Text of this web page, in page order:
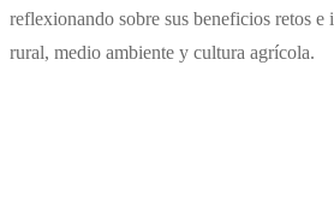
reflexionando sobre sus beneficios retos e
rural, medio ambiente y cultura agrícola.